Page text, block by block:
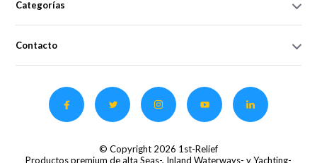
Categorías
Contacto
© Copyright 2026 1st-Relief
Productos premium de alta Seas-, Inland Waterways- y Yachting-